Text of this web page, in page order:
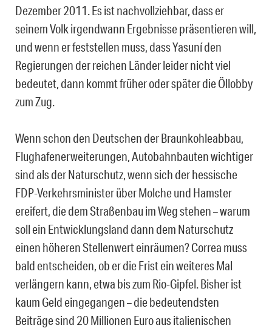
Dezember 2011. Es ist nachvollziehbar, dass er
seinem Volk irgendwann Ergebnisse präsentieren will,
und wenn er feststellen muss, dass Yasuní den
Regierungen der reichen Länder leider nicht viel
bedeutet, dann kommt früher oder später die Öllobby
zum Zug.
Wenn schon den Deutschen der Braunkohleabbau,
Flughafenerweiterungen, Autobahnbauten wichtiger
sind als der Naturschutz, wenn sich der hessische
FDP-Verkehrsminister über Molche und Hamster
ereifert, die dem Straßenbau im Weg stehen – warum
soll ein Entwicklungsland dann dem Naturschutz
einen höheren Stellenwert einräumen? Correa muss
bald entscheiden, ob er die Frist ein weiteres Mal
verlängern kann, etwa bis zum Rio-Gipfel. Bisher ist
kaum Geld eingegangen – die bedeutendsten
Beiträge sind 20 Millionen Euro aus italienischen